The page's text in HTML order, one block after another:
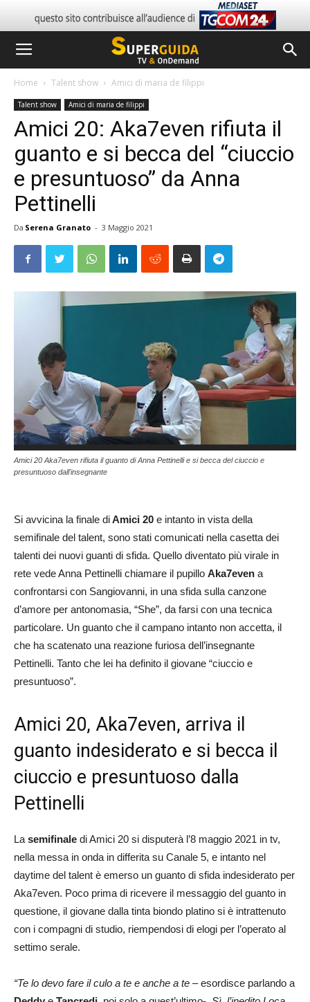
Home Talent show Amici di maria de filippi
Talent show Amici di maria de filippi
Amici 20: Aka7even rifiuta il
guanto e si becca del “ciuccio
e presuntuoso” da Anna
Pettinelli
Da Serena Granato - 3 Maggio 2021
Amici 20 Aka7even rifiuta il guanto di Anna Pettinelli e si becca del ciuccio e
presuntuoso dall'insegnante
Si avvicina la finale diAmici 20 e intanto in vista della
semifinale del talent, sono stati comunicati nella casetta dei
talenti dei nuovi guanti di sfida. Quello diventato più virale in
rete vede Anna Pettinelli chiamare il pupillo Aka7even a
confrontarsi con Sangiovanni, in una sfida sulla canzone
d’amore per antonomasia, “She”, da farsi con una tecnica
particolare. Un guanto che il campano intanto non accetta, il
che ha scatenato una reazione furiosa dell’insegnante
Pettinelli. Tanto che lei ha definito il giovane “ciuccio e
presuntuoso”.
Amici 20, Aka7even, arriva il
guanto indesiderato e si becca il
ciuccio e presuntuoso dalla
Pettinelli
La semifinale di Amici 20 si disputerà l’8 maggio 2021 in tv,
nella messa in onda in differita su Canale 5, e intanto nel
daytime del talent è emerso un guanto di sfida indesiderato per
Aka7even. Poco prima di ricevere il messaggio del guanto in
questione, il giovane dalla tinta biondo platino si è intrattenuto
con i compagni di studio, riempendosi di elogi per l’operato al
settimo serale.
“Te lo devo fare il culo a te e anche a te – esordisce parlando a